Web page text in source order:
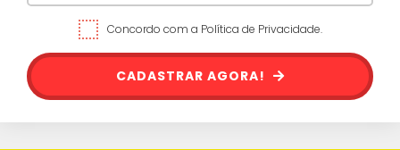
Concordo com a Política de Privacidade.
CADASTRAR AGORA!